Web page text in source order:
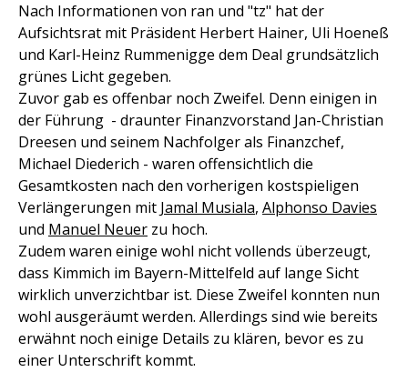
Nach Informationen von ran und "tz" hat der
Aufsichtsrat mit Präsident Herbert Hainer, Uli Hoeneß
und Karl-Heinz Rummenigge dem Deal grundsätzlich
grünes Licht gegeben.
Zuvor gab es offenbar noch Zweifel. Denn einigen in
der Führung - draunter Finanzvorstand Jan-Christian
Dreesen und seinem Nachfolger als Finanzchef,
Michael Diederich - waren offensichtlich die
Gesamtkosten nach den vorherigen kostspieligen
Verlängerungen mit Jamal Musiala, Alphonso Davies
und Manuel Neuer zu hoch.
Zudem waren einige wohl nicht vollends überzeugt,
dass Kimmich im Bayern-Mittelfeld auf lange Sicht
wirklich unverzichtbar ist. Diese Zweifel konnten nun
wohl ausgeräumt werden. Allerdings sind wie bereits
erwähnt noch einige Details zu klären, bevor es zu
einer Unterschrift kommt.